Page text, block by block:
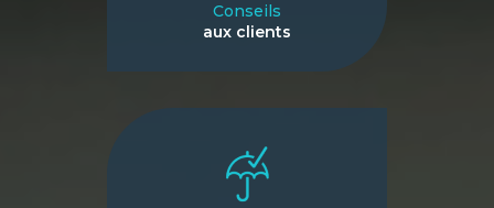
Conseils
aux clients